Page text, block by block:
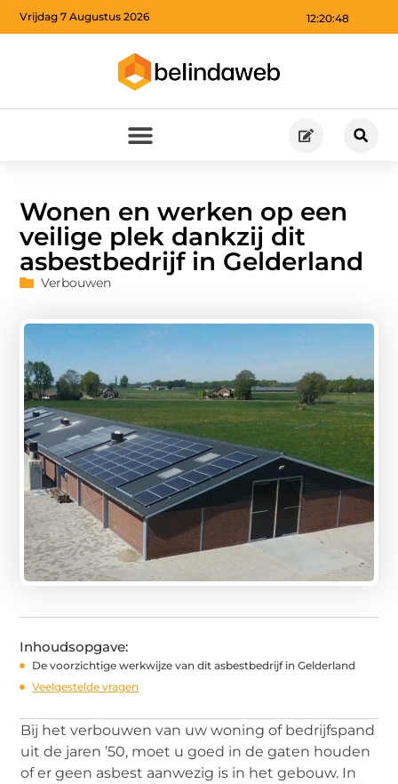
12:20:49
Vrijdag 7 Augustus 2026
Wonen en werken op een
veilige plek dankzij dit
asbestbedrijf in Gelderland
Verbouwen
Inhoudsopgave:
De voorzichtige werkwijze van dit asbestbedrijf in Gelderland
Veelgestelde vragen
Bij het verbouwen van uw woning of bedrijfspand
uit de jaren ’50, moet u goed in de gaten houden
of er geen asbest aanwezig is in het gebouw. In